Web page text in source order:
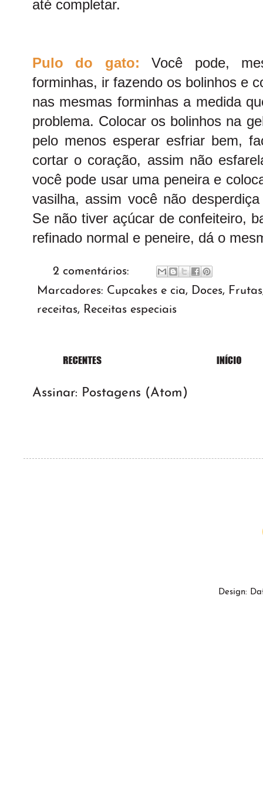
até completar.
Pulo do gato: Você pode,
forminhas, ir fazendo os bolinhos e
nas mesmas forminhas a medida
problema. Colocar os bolinhos na
pelo menos esperar esfriar bem,
cortar o coração, assim não
você pode usar uma peneira e
vasilha, assim você não
Se não tiver açúcar de confeiteiro,
refinado normal e peneire, dá o
2 comentários:
Marcadores: Cupcakes e cia, Doces, Frutas
receitas, Receitas especiais
Assinar: Postagens (Atom)
Design: